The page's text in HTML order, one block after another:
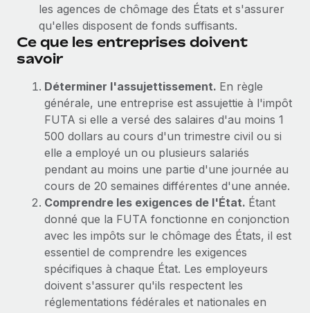
Création d’entité
Établissez des entités rapidement et en toute
conformité
Organisez facilement le déménagement de vos
employés
Avantages sociaux
Gérez facilement les avantages sociaux
Explorer le blog
Mises à jour des produits de Remote :
Intégrations Gusto et Xero et Gestion des
freelances Plus
Remote a toujours pour mission d'aider les entreprises de
toute taille à embaucher, gérer et payer...
En savoir plus
Comment Phiture gère ses 55 employés
répartis dans 19 pays grâce à Remote
Phiture, un leader notable du conseil en matière de
croissance mobile internationale, encourage les...
les agences de chômage des États et s'assurer
qu'elles disposent de fonds suffisants.
Ce que les entreprises doivent
savoir
Déterminer l'assujettissement. En règle
générale, une entreprise est assujettie à l'impôt
FUTA si elle a versé des salaires d'au moins 1
500 dollars au cours d'un trimestre civil ou si
elle a employé un ou plusieurs salariés
pendant au moins une partie d'une journée au
cours de 20 semaines différentes d'une année.
Comprendre les exigences de l'État. Étant
donné que la FUTA fonctionne en conjonction
avec les impôts sur le chômage des États, il est
essentiel de comprendre les exigences
spécifiques à chaque État. Les employeurs
doivent s'assurer qu'ils respectent les
réglementations fédérales et nationales en